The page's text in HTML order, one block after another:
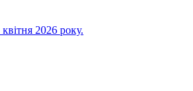
2026 року.